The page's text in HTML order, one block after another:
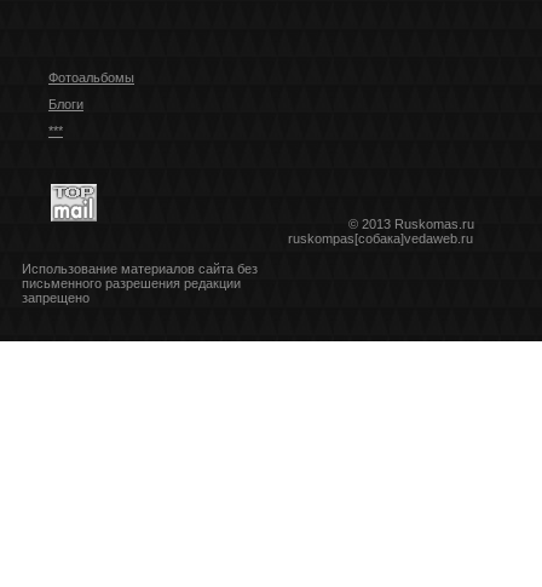
Фотоальбомы
Блоги
***
© 2013 Ruskomas.ru
ruskompas[собака]vedaweb.ru
Использование материалов сайта без
письменного разрешения редакции
запрещено